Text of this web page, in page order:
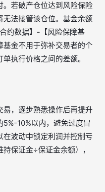
若破产仓位达到风险保险
法接管该仓位。基金余额
约数据】-【风险保障基
金不用于弥补交易者的个
执行价格之间的差额。
易，逐步熟悉操作后再提升
10%以内，避免过度冒
在波动中锁定利润并控制亏
保证金÷保证金余额），